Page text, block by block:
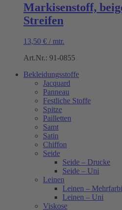
Markisenstoff,
Streifen
13,50 € / mtr.
Art.Nr.: 91-0855
Bekleidungsstoffe
Jacquard
Panneau
Festliche Stoffe
Spitze
Pailletten
Samt
Satin
Chiffon
Seide
Seide – Drucke
Seide – Uni
Leinen
Leinen –
Leinen – Uni
Viskose